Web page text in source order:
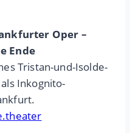
Oper –
Ende
Tristan-und-Isolde-
Inkognito-